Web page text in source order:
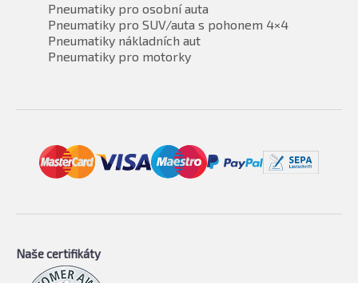
Pneumatiky pro osobní auta
Pneumatiky pro SUV/auta s pohonem 4×4
Pneumatiky nákladních aut
Pneumatiky pro motorky
Naše certifikáty